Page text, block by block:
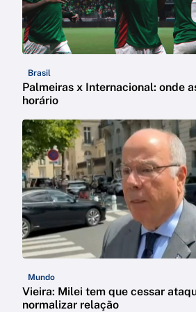
Brasil
Palmeiras x Internacional: onde
horário
Mundo
Vieira: Milei tem que cessar
normalizar relação